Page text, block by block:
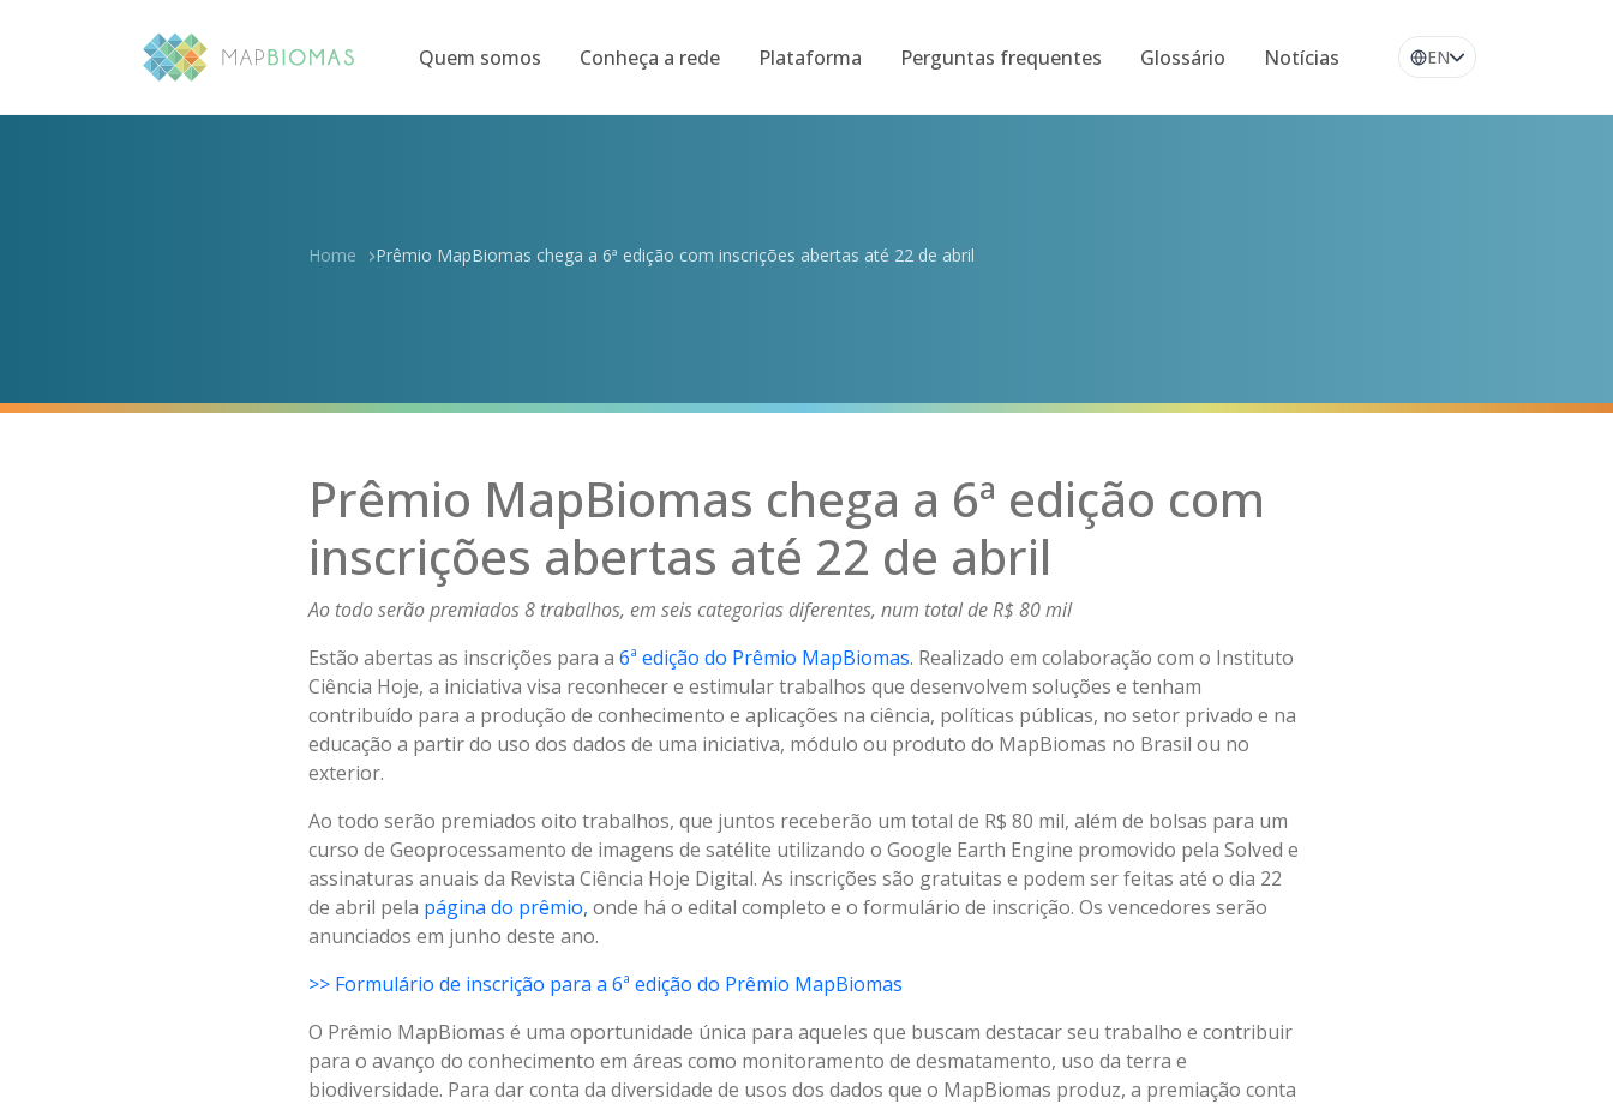
Quem somos Conheça a rede Plataforma Perguntas frequentes Glossário Notícias EN
Home Prêmio MapBiomas chega a 6ª edição com inscrições abertas até 22 de abril
Prêmio MapBiomas chega a 6ª edição com
inscrições abertas até 22 de abril
Ao todo serão premiados 8 trabalhos, em seis categorias diferentes, num total de R$ 80 mil
Estão abertas as inscrições para a 6ª edição do Prêmio MapBiomas. Realizado em colaboração com o Instituto
Ciência Hoje, a iniciativa visa reconhecer e estimular trabalhos que desenvolvem soluções e tenham
contribuído para a produção de conhecimento e aplicações na ciência, políticas públicas, no setor privado e na
educação a partir do uso dos dados de uma iniciativa, módulo ou produto do MapBiomas no Brasil ou no
exterior.
Ao todo serão premiados oito trabalhos, que juntos receberão um total de R$ 80 mil, além de bolsas para um
curso de Geoprocessamento de imagens de satélite utilizando o Google Earth Engine promovido pela Solved e
assinaturas anuais da Revista Ciência Hoje Digital. As inscrições são gratuitas e podem ser feitas até o dia 22
de abril pela página do prêmio, onde há o edital completo e o formulário de inscrição. Os vencedores serão
anunciados em junho deste ano.
>> Formulário de inscrição para a 6ª edição do Prêmio MapBiomas
O Prêmio MapBiomas é uma oportunidade única para aqueles que buscam destacar seu trabalho e contribuir
para o avanço do conhecimento em áreas como monitoramento de desmatamento, uso da terra e
biodiversidade. Para dar conta da diversidade de usos dos dados que o MapBiomas produz, a premiação conta